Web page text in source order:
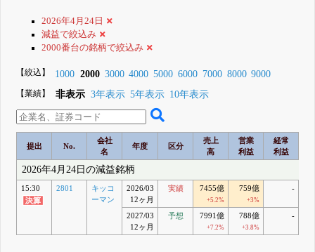
登録すると永久30%OFFと米株版の先行利用も付きます
2026年4月24日
減益で絞込み
2000番台の銘柄で絞込み
【絞込】 1000 2000 3000 4000 5000 6000 7000 8000 9000
【業績】 非表示 3年表示 5年表示 10年表示
提出 No.
会社
名
年度 区分
売上
高
営業
利益
経常
利益
2026年4月24日の減益銘柄
15:30 2801
キッコ
ーマン
2026/03
12ヶ月
実績 7455億
+5.2%
759億
+3%
-
2027/03
12ヶ月
予想 7991億
+7.2%
788億
+3.8%
-